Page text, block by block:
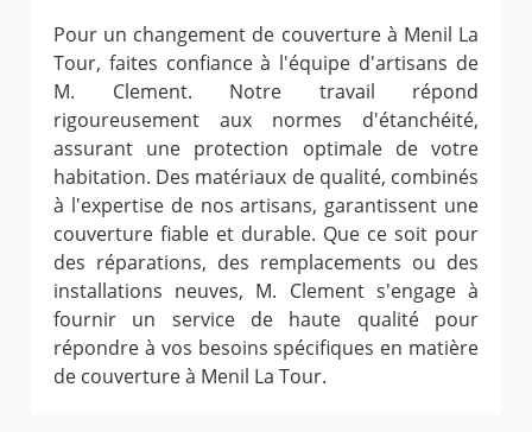
Pour un changement de couverture à Menil La
Tour, faites confiance à l'équipe d'artisans de
M. Clement. Notre travail répond
rigoureusement aux normes d'étanchéité,
assurant une protection optimale de votre
habitation. Des matériaux de qualité, combinés
à l'expertise de nos artisans, garantissent une
couverture fiable et durable. Que ce soit pour
des réparations, des remplacements ou des
installations neuves, M. Clement s'engage à
fournir un service de haute qualité pour
répondre à vos besoins spécifiques en matière
de couverture à Menil La Tour.